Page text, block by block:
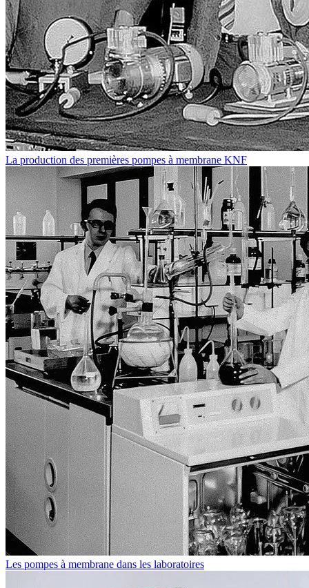
La production des premières pompes à membrane KNF
Les pompes à membrane dans les laboratoires